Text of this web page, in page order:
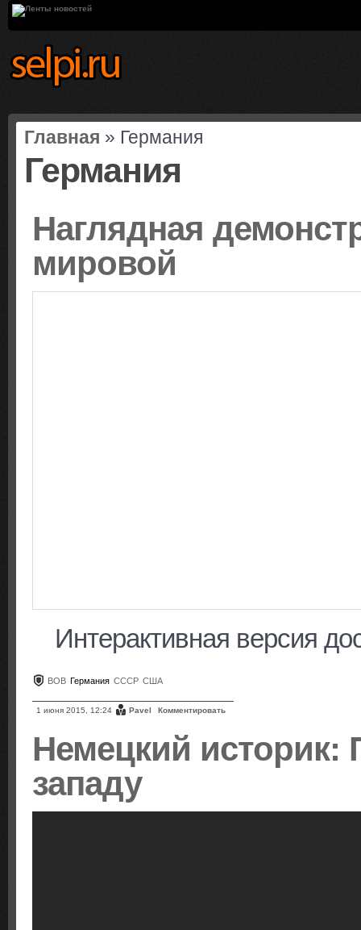
Главная » Германия
Германия
Наглядная
мировой
Интерактивная версия
ВОВ Германия СССР США
1 июня 2015, 12:24 Pavel Комментировать
Немецкий историк:
западу